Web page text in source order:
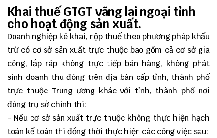
Khai thuế GTGT vãng lai ngoại tỉnh
cho hoạt động sản xuất.
Doanh nghiệp kê khai, nộp thuế theo phương pháp khấu
trừ có cơ sở sản xuất trực thuộc bao gồm cả cơ sở gia
công, lắp ráp không trực tiếp bán hàng, không phát
sinh doanh thu đóng trên địa bàn cấp tỉnh, thành phố
trực thuộc Trung ương khác với tỉnh, thành phố nơi
đóng trụ sở chính thì:
- Nếu cơ sở sản xuất trực thuộc không thực hiện hạch
toán kế toán thì đồng thời thực hiện các công việc sau: